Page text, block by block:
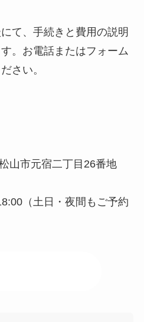
て、手続きと費用の説明
。お電話またはフォーム
さい。
山市元宿二丁目26番地
（土日・夜間もご予約